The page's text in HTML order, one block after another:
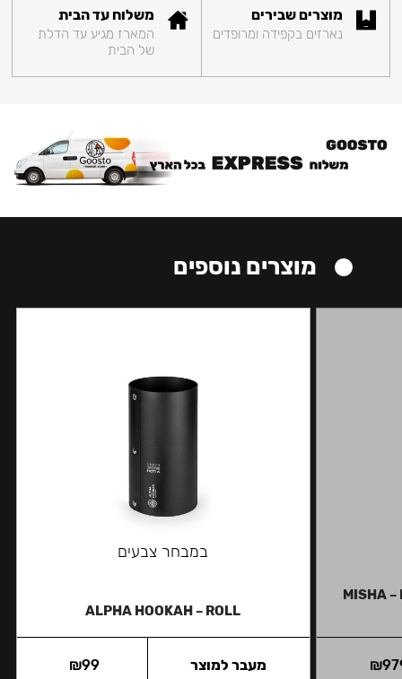
מוצרים שבירים
נארזים בקפידה ומרופדים
משלוח עד הבית
המארז מגיע עד הדלת
של הבית
מוצרים נוספים
MISHA –
₪
במבחר צבעים
ALPHA HOOKAH – ROLL
₪99 מעבר למוצר